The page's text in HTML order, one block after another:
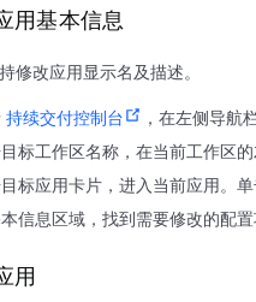
用基本信息
修改应用显示名及描述。
持续交付控制台 ，在左侧导航
标工作区名称，在当前工作区
标应用卡片，进入当前应用。
信息区域，找到需要修改的配
用